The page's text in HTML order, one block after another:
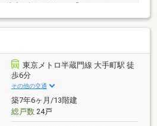
徒歩1分、スーパー「まいばすけっ
日常の買い物が便利です・ALSOK
ステムを導入しており、防犯体制良
には床暖房が入っており、冬の季節
とができます・ペットの飼育が相談
猫と一緒に暮らすことができます
調度品は販売価格に含みません。※
により一部家具類を撤去したイメー
東京メトロ半蔵門線 大手町駅 徒
歩6分
その他の交通
築7年6ヶ月/13階建
総戸数24戸